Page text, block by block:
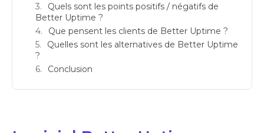
Quels sont les points positifs / négatifs de
Better Uptime ?
Que pensent les clients de Better Uptime ?
Quelles sont les alternatives de Better Uptime
?
Conclusion